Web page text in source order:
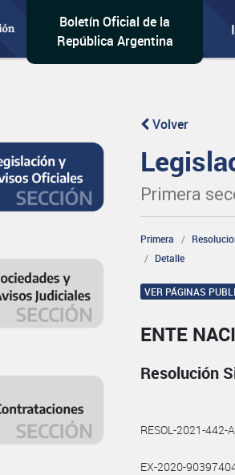
Boletín Oficial de la
República Argentina
Volver
Primera
Primera
Detalle
VER PÁGINAS
ENTE
Resolución
RESOL-2021-442-
EX-2020-